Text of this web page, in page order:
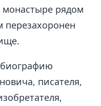
рядом
перезахоронен
писателя,